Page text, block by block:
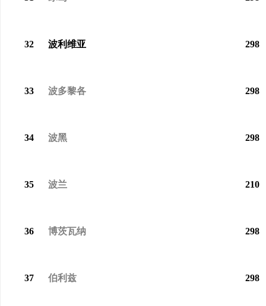
32 波利维亚 298
33 波多黎各 298
34 波黑 298
35 波兰 210
36 博茨瓦纳 298
37 伯利兹 298